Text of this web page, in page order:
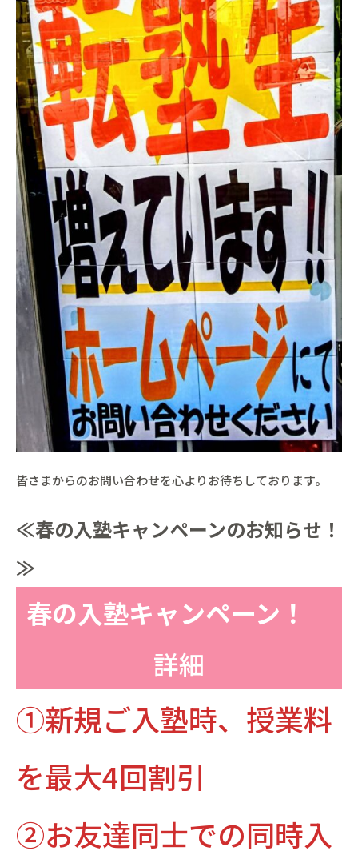
皆さまからのお問い合わせを心よりお待ちしております。
≪春の入塾キャンペーンのお知らせ！
≫
春の入塾キャンペーン！
詳細
①新規ご入塾時、授業料
を最大4回割引
②お友達同士での同時入